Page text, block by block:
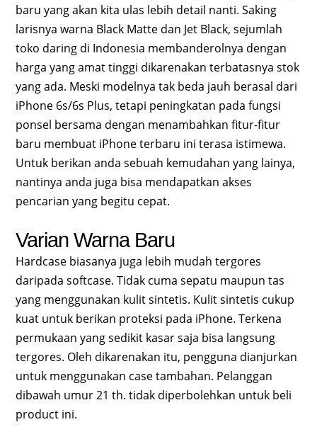
baru yang akan kita ulas lebih detail nanti. Saking
larisnya warna Black Matte dan Jet Black, sejumlah
toko daring di Indonesia membanderolnya dengan
harga yang amat tinggi dikarenakan terbatasnya stok
yang ada. Meski modelnya tak beda jauh berasal dari
iPhone 6s/6s Plus, tetapi peningkatan pada fungsi
ponsel bersama dengan menambahkan fitur-fitur
baru membuat iPhone terbaru ini terasa istimewa.
Untuk berikan anda sebuah kemudahan yang lainya,
nantinya anda juga bisa mendapatkan akses
pencarian yang begitu cepat.
Varian Warna Baru
Hardcase biasanya juga lebih mudah tergores
daripada softcase. Tidak cuma sepatu maupun tas
yang menggunakan kulit sintetis. Kulit sintetis cukup
kuat untuk berikan proteksi pada iPhone. Terkena
permukaan yang sedikit kasar saja bisa langsung
tergores. Oleh dikarenakan itu, pengguna dianjurkan
untuk menggunakan case tambahan. Pelanggan
dibawah umur 21 th. tidak diperbolehkan untuk beli
product ini.